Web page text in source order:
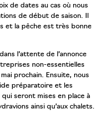
de dates au cas où nous
de début de saison. Il
et la pêche est très bonne
l’attente de l’annonce
non-essentielles
prochain. Ensuite, nous
préparatoire et les
seront mises en place à
ainsi qu’aux chalets.